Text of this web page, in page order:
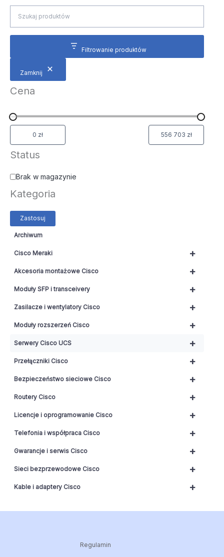
Filtrowanie produktów
Zamknij
Cena
Status
Brak w magazynie
Kategoria
Zastosuj
Archiwum
+
Cisco Meraki
+
Akcesoria montażowe Cisco
+
Moduły SFP i transceivery
+
Zasilacze i wentylatory Cisco
+
Moduły rozszerzeń Cisco
+
Serwery Cisco UCS
+
Przełączniki Cisco
+
Bezpieczeństwo sieciowe Cisco
+
Routery Cisco
+
Licencje i oprogramowanie Cisco
+
Telefonia i współpraca Cisco
+
Gwarancje i serwis Cisco
+
Sieci bezprzewodowe Cisco
+
Kable i adaptery Cisco
Regulamin